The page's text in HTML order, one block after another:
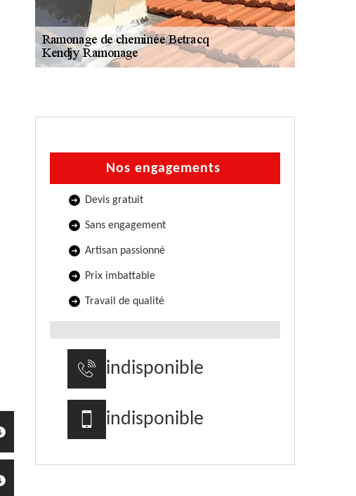
Nos engagements
Devis gratuit
Sans engagement
Artisan passionné
Prix imbattable
Travail de qualité
indisponible
indisponible